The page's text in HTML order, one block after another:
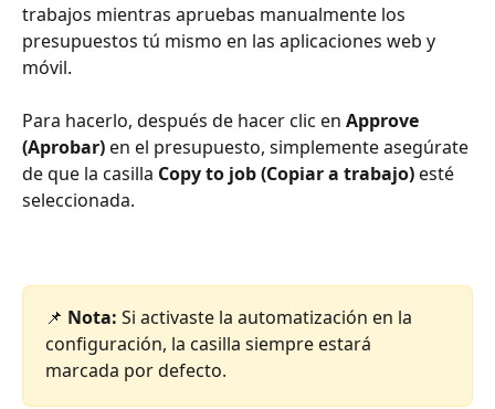
trabajos mientras apruebas manualmente los
presupuestos tú mismo en las aplicaciones web y
móvil.
Para hacerlo, después de hacer clic en Approve
(Aprobar) en el presupuesto, simplemente asegúrate
de que la casilla Copy to job (Copiar a trabajo) esté
seleccionada.
📌 Nota: Si activaste la automatización en la
configuración, la casilla siempre estará
marcada por defecto.